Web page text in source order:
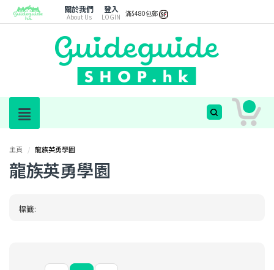
關於我們
About Us
登入
LOGIN 滿$480包郵
主頁 / 龍族英勇學園
龍族英勇學園
標籤: